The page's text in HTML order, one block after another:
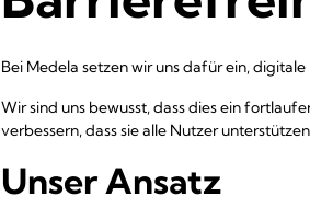
Bei Medela setzen wir uns dafür ein,
Wir sind uns bewusst, dass dies ein
verbessern, dass sie alle Nutzer
Unser Ansatz